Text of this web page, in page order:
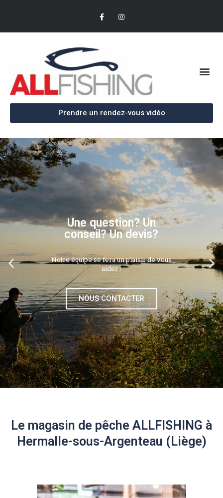
Prendre un rendez-vous vidéo
Une question? Un
conseil? Un devis?
Notre équipe se fera un plaisir de vous
aider !
NOUS CONTACTER
Le magasin de pêche ALLFISHING à
Hermalle-sous-Argenteau (Liège)